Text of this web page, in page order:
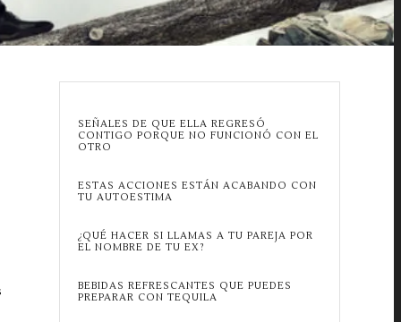
SEÑALES DE QUE ELLA REGRESÓ
CONTIGO PORQUE NO FUNCIONÓ CON EL
OTRO
ESTAS ACCIONES ESTÁN ACABANDO CON
TU AUTOESTIMA
¿QUÉ HACER SI LLAMAS A TU PAREJA POR
EL NOMBRE DE TU EX?
BEBIDAS REFRESCANTES QUE PUEDES
PREPARAR CON TEQUILA